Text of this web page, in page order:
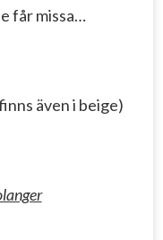
får missa…
även i beige)